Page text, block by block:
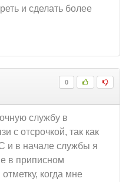
и сделать более
0
службу в
с отсрочкой, так как
и в начале службы я
в приписном
когда мне